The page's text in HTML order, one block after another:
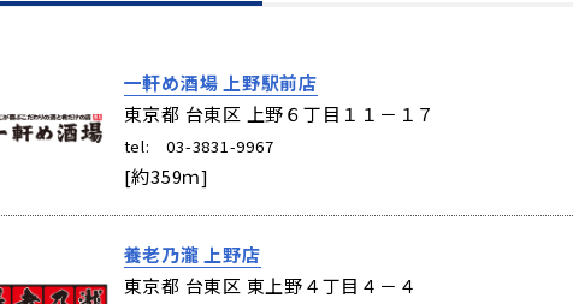
一軒め酒場 上野駅前店
東京都 台東区 上野６丁目１１－１７
tel: 03-3831-9967
[約359ｍ]
養老乃瀧 上野店
東京都 台東区 東上野４丁目４－４